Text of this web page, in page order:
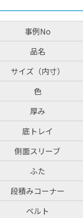
事例No
品名
サイズ（内寸）
色
厚み
底トレイ
側面スリーブ
ふた
段積みコーナー
ベルト